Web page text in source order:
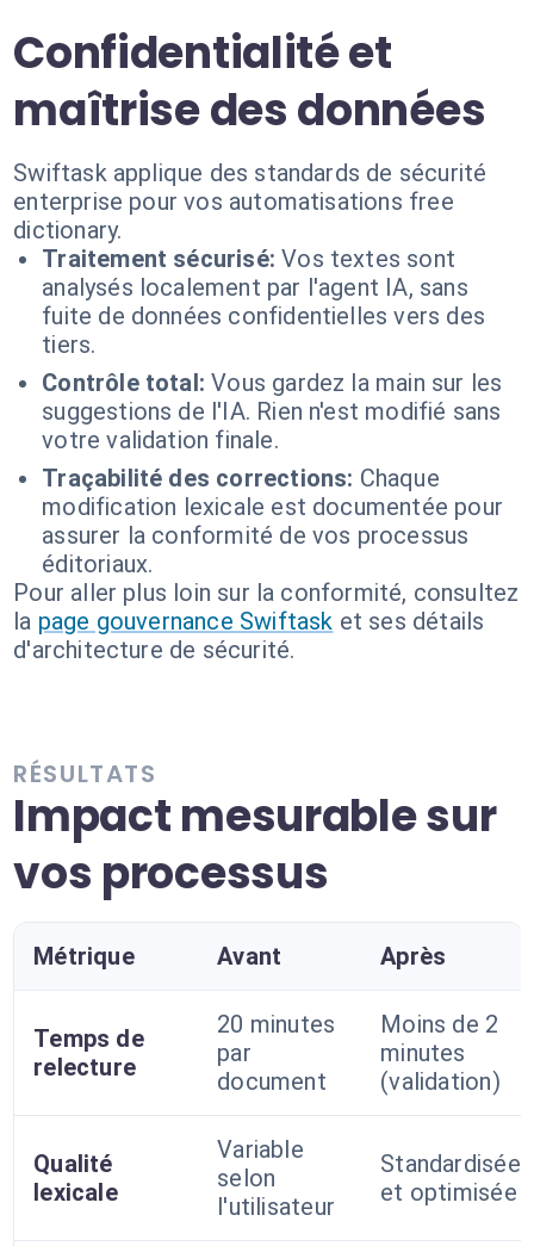
Confidentialité et
maîtrise des données
Swiftask applique des standards de sécurité
enterprise pour vos automatisations free
dictionary.
Traitement sécurisé: Vos textes sont
analysés localement par l'agent IA, sans
fuite de données confidentielles vers des
tiers.
Contrôle total: Vous gardez la main sur les
suggestions de l'IA. Rien n'est modifié sans
votre validation finale.
Traçabilité des corrections: Chaque
modification lexicale est documentée pour
assurer la conformité de vos processus
éditoriaux.
Pour aller plus loin sur la conformité, consultez
la page gouvernance Swiftask et ses détails
d'architecture de sécurité.
RÉSULTATS
Impact mesurable sur
vos processus
Métrique Avant Après
Temps de
relecture
20 minutes
par
document
Moins de 2
minutes
(validation)
Qualité
lexicale
Variable
selon
l'utilisateur
Standardisée
et optimisée